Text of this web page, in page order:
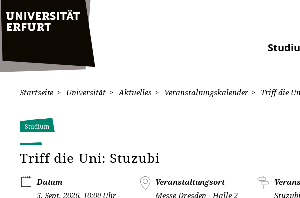
Startseite Universität Aktuelles Veranstaltungskalender Triff die
Studium
Triff die Uni: Stuzubi
Datum
5. Sept. 2026, 10:00 Uhr -
Veranstaltungsort
Messe Dresden - Halle 2